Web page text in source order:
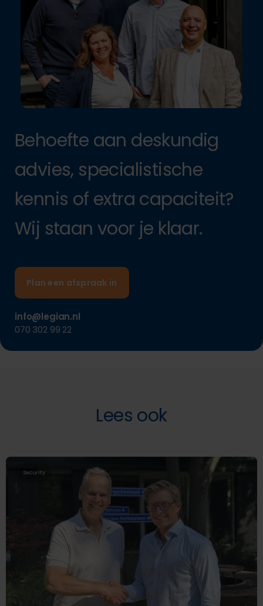
Behoefte aan deskundig
advies, specialistische
kennis of extra capaciteit?
Wij staan voor je klaar.
Plan een afspraak in
info@legian.nl
070 302 99 22
Lees ook
Security